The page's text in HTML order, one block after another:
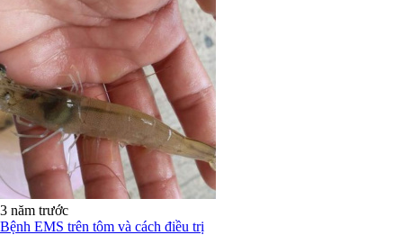
3 năm trước
Bệnh EMS trên tôm và cách điều trị